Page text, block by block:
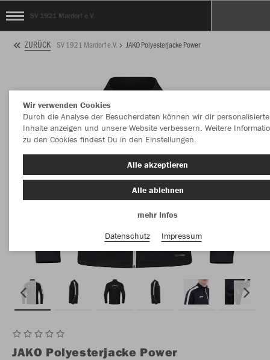
SV 1921 Mardorf e.V.
ZURÜCK SV 1921 Mardorf e.V. JAKO Polyesterjacke Power
JAKO Polyesterjacke Power
Wir verwenden Cookies
Durch die Analyse der Besucherdaten können wir dir personalisierte
Inhalte anzeigen und unsere Website verbessern. Weitere
zu den Cookies findest Du in den Einstellungen.
Alle akzeptieren
Alle ablehnen
mehr Infos
Datenschutz
Impressum